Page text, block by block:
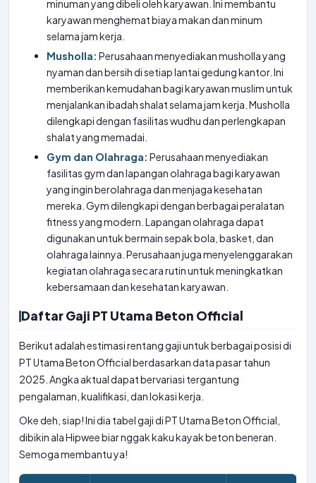
minuman yang dibeli oleh karyawan. Ini membantu
karyawan menghemat biaya makan dan minum
selama jam kerja.
Musholla: Perusahaan menyediakan musholla yang
nyaman dan bersih di setiap lantai gedung kantor. Ini
memberikan kemudahan bagi karyawan muslim untuk
menjalankan ibadah shalat selama jam kerja. Musholla
dilengkapi dengan fasilitas wudhu dan perlengkapan
shalat yang memadai.
Gym dan Olahraga: Perusahaan menyediakan
fasilitas gym dan lapangan olahraga bagi karyawan
yang ingin berolahraga dan menjaga kesehatan
mereka. Gym dilengkapi dengan berbagai peralatan
fitness yang modern. Lapangan olahraga dapat
digunakan untuk bermain sepak bola, basket, dan
olahraga lainnya. Perusahaan juga menyelenggarakan
kegiatan olahraga secara rutin untuk meningkatkan
kebersamaan dan kesehatan karyawan.
Daftar Gaji PT Utama Beton Official
Berikut adalah estimasi rentang gaji untuk berbagai posisi di
PT Utama Beton Official berdasarkan data pasar tahun
2025. Angka aktual dapat bervariasi tergantung
pengalaman, kualifikasi, dan lokasi kerja.
Oke deh, siap! Ini dia tabel gaji di PT Utama Beton Official,
dibikin ala Hipwee biar nggak kaku kayak beton beneran.
Semoga membantu ya!